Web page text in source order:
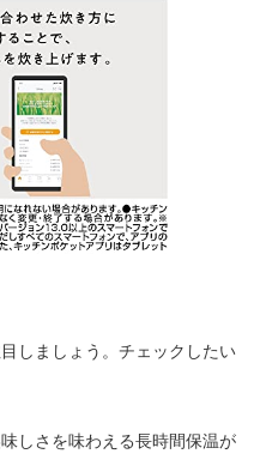
しましょう。チェックしたい
しさを味わえる長時間保温が